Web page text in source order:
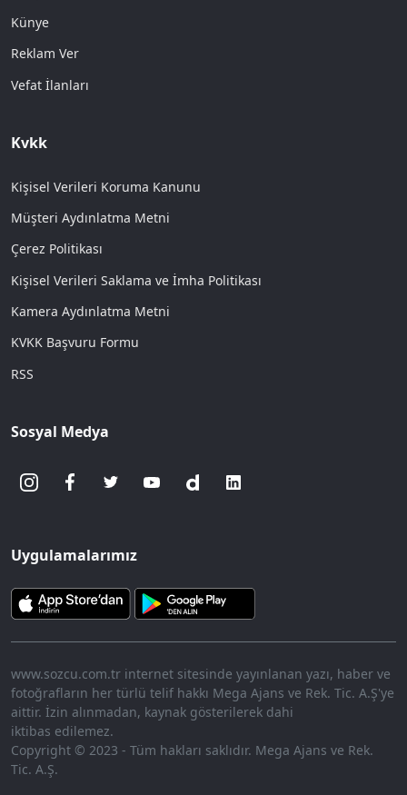
Künye
Reklam Ver
Vefat İlanları
Kvkk
Kişisel Verileri Koruma Kanunu
Müşteri Aydınlatma Metni
Çerez Politikası
Kişisel Verileri Saklama ve İmha Politikası
Kamera Aydınlatma Metni
KVKK Başvuru Formu
RSS
Sosyal Medya
Uygulamalarımız
www.sozcu.com.tr internet sitesinde yayınlanan yazı, haber ve
fotoğrafların her türlü telif hakkı Mega Ajans ve Rek. Tic. A.Ş'ye
aittir. İzin alınmadan, kaynak gösterilerek dahi
iktibas edilemez.
Copyright © 2023 - Tüm hakları saklıdır. Mega Ajans ve Rek.
Tic. A.Ş.